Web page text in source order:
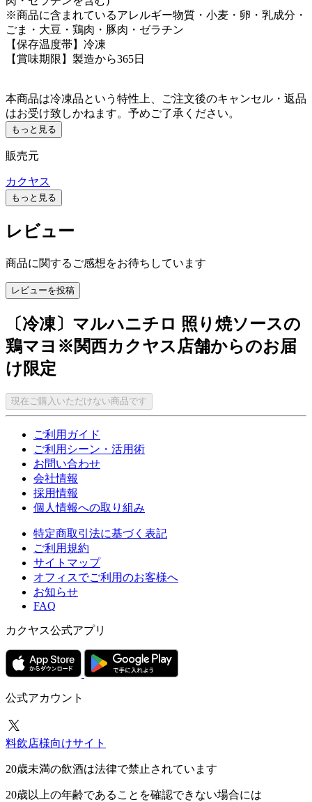
※商品に含まれているアレルギー物質・小麦・卵・乳成分・
ごま・大豆・鶏肉・豚肉・ゼラチン
【保存温度帯】冷凍
【賞味期限】製造から365日
本商品は冷凍品という特性上、ご注文後のキャンセル・返品
はお受け致しかねます。予めご了承ください。
もっと見る
販売元
カクヤス
もっと見る
レビュー
商品に関するご感想をお待ちしています
レビューを投稿
〔冷凍〕マルハニチロ 照り焼ソースの
鶏マヨ※関西カクヤス店舗からのお届
け限定
現在ご購入いただけない商品です
ご利用ガイド
ご利用シーン・活用術
お問い合わせ
会社情報
採用情報
個人情報への取り組み
特定商取引法に基づく表記
ご利用規約
サイトマップ
オフィスでご利用のお客様へ
お知らせ
FAQ
カクヤス公式アプリ
公式アカウント
料飲店様向けサイト
20歳未満の飲酒は法律で禁止されています
20歳以上の年齢であることを確認できない場合には